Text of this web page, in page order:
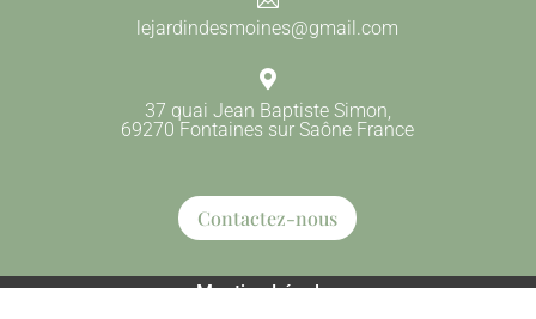
lejardindesmoines@gmail.com

37 quai Jean Baptiste Simon,
69270 Fontaines sur Saône France
Contactez-nous
Mention Légales